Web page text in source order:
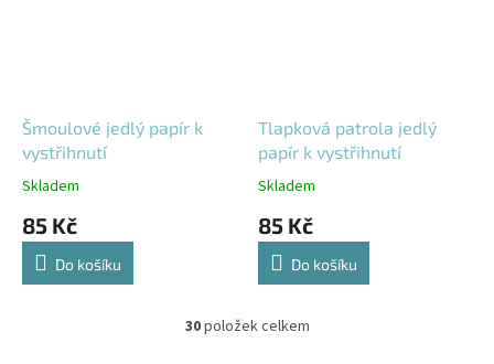
Šmoulové jedlý papír k
vystřihnutí
Skladem
85 Kč
Do košíku
Tlapková patrola jedlý
papír k vystřihnutí
Skladem
85 Kč
Do košíku
O
30položek celkem